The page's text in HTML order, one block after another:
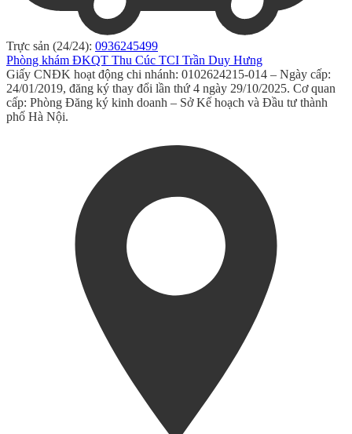
Trực sản (24/24): 0936245499
Phòng khám ĐKQT Thu Cúc TCI Trần Duy Hưng
Giấy CNĐK hoạt động chi nhánh: 0102624215-014 – Ngày cấp:
24/01/2019, đăng ký thay đổi lần thứ 4 ngày 29/10/2025. Cơ quan
cấp: Phòng Đăng ký kinh doanh – Sở Kế hoạch và Đầu tư thành
phố Hà Nội.